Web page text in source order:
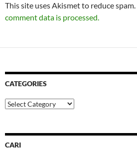
This site uses Akismet to reduce spam.
comment data is processed.
CATEGORIES
Categories
CARI